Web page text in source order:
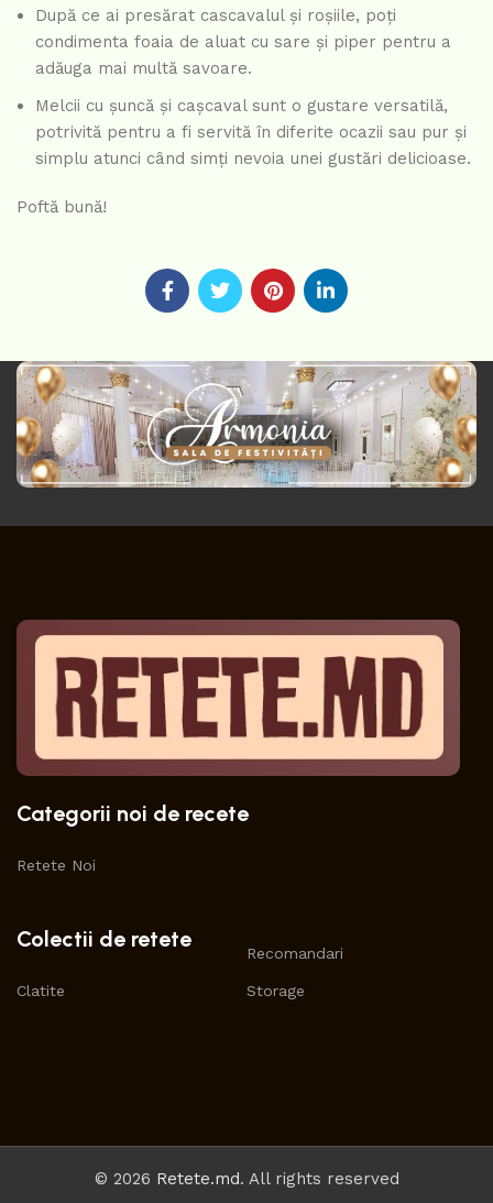
După ce ai presărat cascavalul și roșiile, poți
condimenta foaia de aluat cu sare și piper pentru a
adăuga mai multă savoare.
Melcii cu șuncă și cașcaval sunt o gustare versatilă,
potrivită pentru a fi servită în diferite ocazii sau pur și
simplu atunci când simți nevoia unei gustări delicioase.
Poftă bună!
Categorii noi de recete
Retete Noi
Colectii de retete
Clatite
Recomandari
Storage
© 2026 Retete.md. All rights reserved